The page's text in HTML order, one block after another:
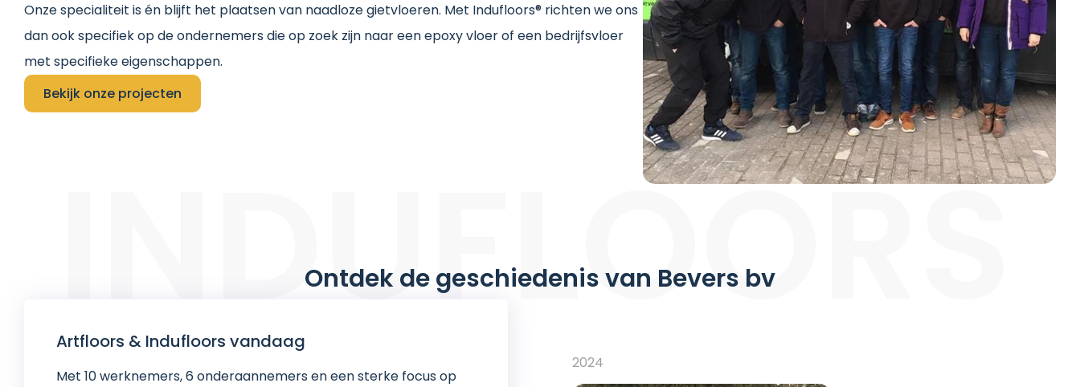
Onze specialiteit is én blijft het plaatsen van naadloze gietvloeren. Met Indufloors® richten we ons
dan ook specifiek op de ondernemers die op zoek zijn naar een epoxy vloer of een bedrijfsvloer
met specifieke eigenschappen.
Bekijk onze projecten
Ontdek de geschiedenis van Bevers bv
INDUFLOORS
Artfloors & Indufloors vandaag
Met 10 werknemers, 6 onderaannemers en een sterke focus op
2024